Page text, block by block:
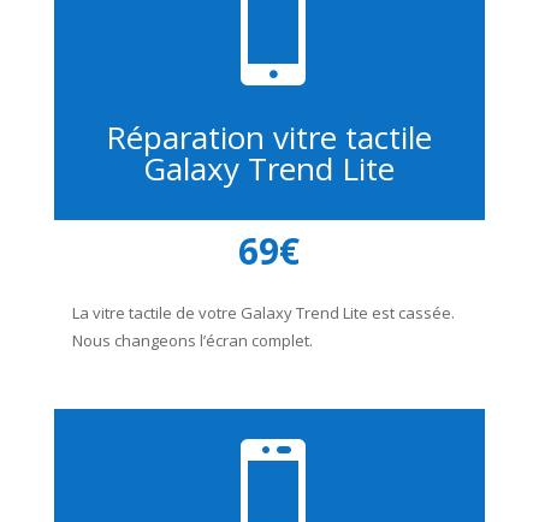

Réparation vitre tactile
Galaxy Trend Lite
69€
La vitre tactile de votre Galaxy Trend Lite est cassée.
Nous changeons l’écran complet.
